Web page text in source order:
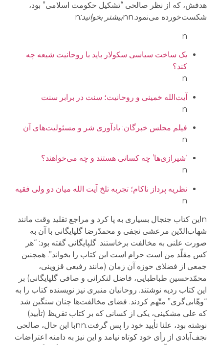
هدفش، که از نظر صالحی “تشکیل حکومت اسلامی” بود،
شکست‌خورده می‌نمود.nn
بیشتر بخوانید:n
n
یک ساخت سیاسی سکولار باید با روحانیت شیعه چه
کند؟
n
آیت‌الله خمینی و روحانیت؛ سنت در برابر سنت
n
فیلم مجلس خبرگان: یادآوری شر و مسئولیت‌های آن
n
‘شیرازی‌ها’ چه کسانی هستند و چه می‌خواهند؟
n
نظریه پرداز ناکام؛ تجربه تلخ آیت الله میان دو ولی فقیه
n
nاین کتاب جنجال بسیاری به پا کرد و مراجع تقلید وقت مانند
شهاب‌الدّین مرعشی نجفی و محمدّرضا گلپایگانی با آن به
صورت علنی به مخالفت برخاستند. گلپایگانی گفته بود: “هر
کس مقلّد من است حرام است این کتاب را بخواند”. همچنین
جمعی از فضلای حوزه آن زمان (مانند رفیعی قزوینی،
محمّدحسین طباطبایی، فاضل لنکرانی و صافی گلپایگانی) بر
این کتاب ردیه‌ نوشتند. روحانیان منبری نیز نویسنده کتاب را به
“وهّابی‌گری” متّهم کردند. فضای مخالفت‌ها چنان سنگین شد
که علی مشکینی، یکی از کسانی که بر کتاب تقریظ (تأیید)
نوشته بود، علنا تأیید خود را پس گرفت.nnبا این حال، صالحی
نجف‌آبادی از رأی خود کوتاه نیامد و این نیز به دامنه اعتراضات